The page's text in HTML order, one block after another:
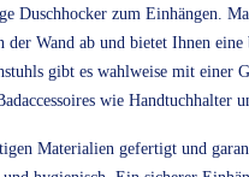
Duschhocker zum Einhängen.
Wand ab und bietet Ihnen
gibt es wahlweise mit
wie Handtuchhalter
Materialien gefertigt und